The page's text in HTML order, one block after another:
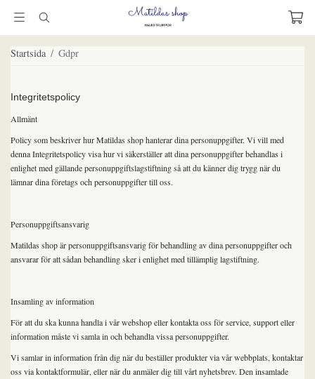
Startsida / Gdpr
Integritetspolicy
Allmänt
Policy som beskriver hur Matildas shop hanterar dina personuppgifter. Vi vill med
denna Integritetspolicy visa hur vi säkerställer att dina personuppgifter behandlas i
enlighet med gällande personuppgiftslagstiftning så att du känner dig trygg när du
lämnar dina företags och personuppgifter till oss.
Personuppgiftsansvarig
Matildas shop är personuppgiftsansvarig för behandling av dina personuppgifter och
ansvarar för att sådan behandling sker i enlighet med tillämplig lagstiftning.
Insamling av information
För att du ska kunna handla i vår webshop eller kontakta oss för service, support eller
information måste vi samla in och behandla vissa personuppgifter.
Vi samlar in information från dig när du beställer produkter via vår webbplats, kontaktar
oss via kontaktformulär, eller när du anmäler dig till vårt nyhetsbrev. Den insamlade